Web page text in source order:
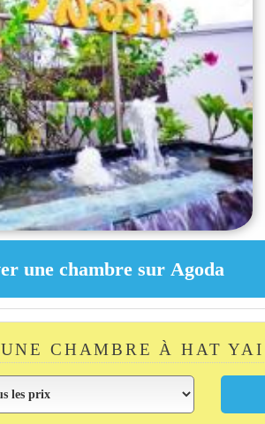
CHAMBRE À HAT YAI